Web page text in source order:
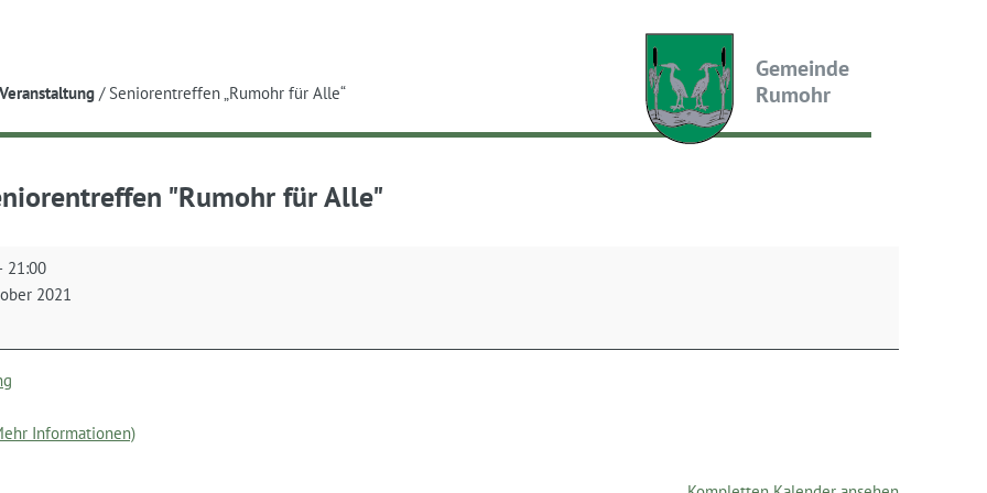
Veranstaltung / Seniorentreffen „Rumohr für Alle“
Gemeinde
Rumohr
"Rumohr für Alle"
21:00
2021
Informationen)